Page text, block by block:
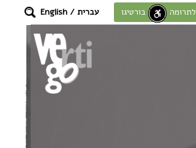
לתרומה לחוסן בורטיגו עברית /
English